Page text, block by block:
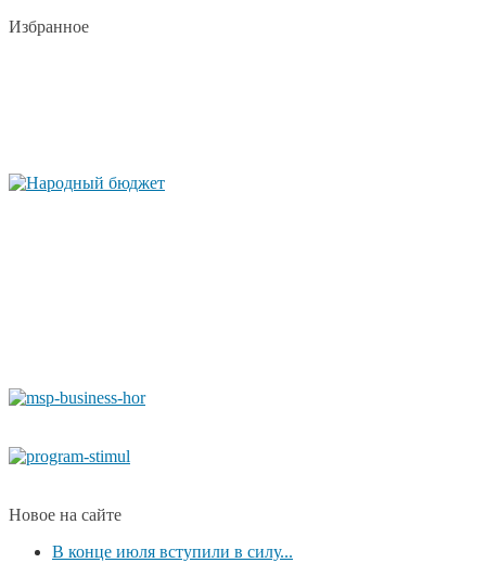
Избранное
Новое на сайте
В конце июля вступили в силу...